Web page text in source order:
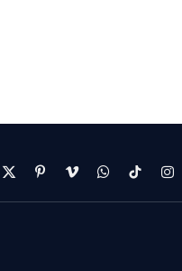
X
(Twitter)
PinterestVimeoWhatsApp
TikTok